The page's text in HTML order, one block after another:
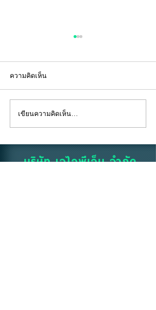
"คีย์การ์ด" ไม่ใช่แค่แผ่น
พลาสติก... แต่คือ "ด่าน
แรก" ของความปลอดภัย
ความคิดเห็น
เขียนความคิดเห็น…
บริษัท เจไอพีเอ็ม จำกัด